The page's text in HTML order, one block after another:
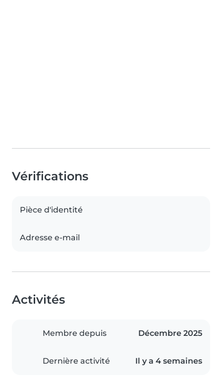
Vérifications
Pièce d'identité
Adresse e-mail
Activités
Membre depuis Décembre 2025
Dernière activité Il y a 4 semaines